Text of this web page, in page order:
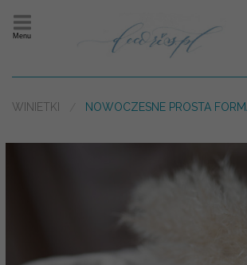
Menu
WINIETKI NOWOCZESNE PROSTA